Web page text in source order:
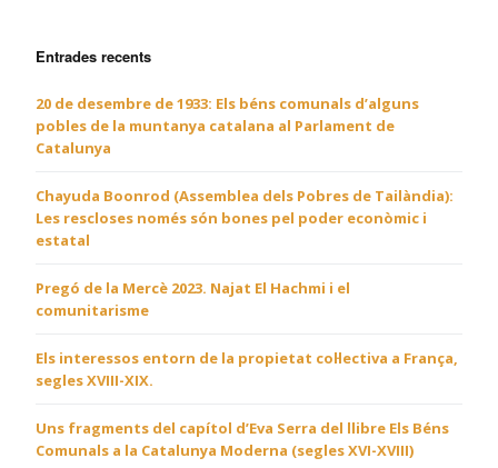
Entrades recents
20 de desembre de 1933: Els béns comunals d’alguns
pobles de la muntanya catalana al Parlament de
Catalunya
Chayuda Boonrod (Assemblea dels Pobres de Tailàndia):
Les rescloses només són bones pel poder econòmic i
estatal
Pregó de la Mercè 2023. Najat El Hachmi i el
comunitarisme
Els interessos entorn de la propietat col·lectiva a França,
segles XVIII-XIX.
Uns fragments del capítol d’Eva Serra del llibre Els Béns
Comunals a la Catalunya Moderna (segles XVI-XVIII)